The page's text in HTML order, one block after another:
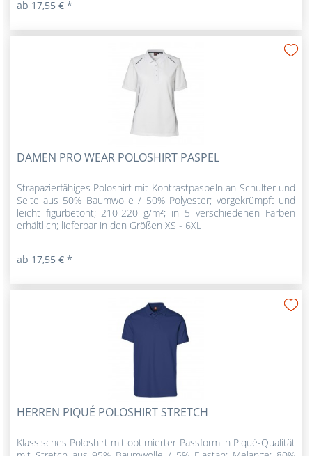
ab 17,55 € *
DAMEN PRO WEAR POLOSHIRT PASPEL
Strapazierfähiges Poloshirt mit Kontrastpaspeln an Schulter und
Seite aus 50% Baumwolle / 50% Polyester; vorgekrümpft und
leicht figurbetont; 210-220 g/m²; in 5 verschiedenen Farben
erhältlich; lieferbar in den Größen XS - 6XL
ab 17,55 € *
HERREN PIQUÉ POLOSHIRT STRETCH
Klassisches Poloshirt mit optimierter Passform in Piqué-Qualität